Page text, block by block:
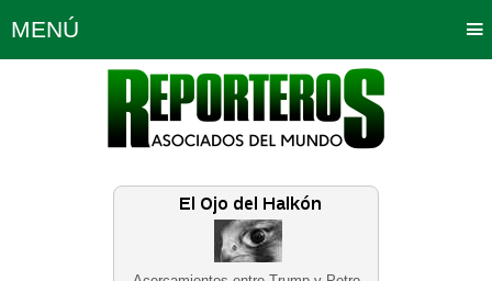
MENÚ
Política Opinión Bogotá
Planeta Tierra Deportes
Educación Neira